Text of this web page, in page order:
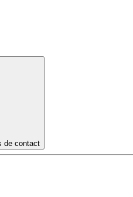
de contact